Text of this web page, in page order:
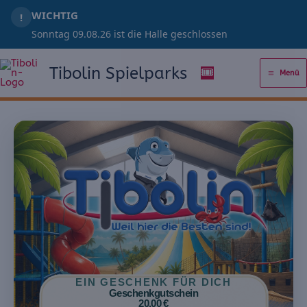
! WICHTIG
Sonntag 09.08.26 ist die Halle geschlossen
Inhalt
springen
Tibolin Spielparks 🎟️ Menü
EIN GESCHENK FÜR DICH
Geschenkgutschein
20,00 €